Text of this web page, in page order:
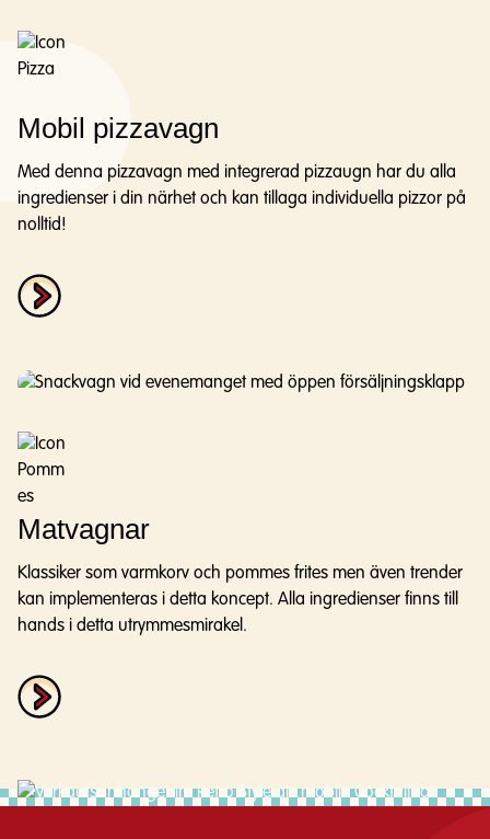
Mobil pizzavagn
Med denna pizzavagn med integrerad pizzaugn har du alla
ingredienser i din närhet och kan tillaga individuella pizzor på
nolltid!
Matvagnar
Klassiker som varmkorv och pommes frites men även trender
kan implementeras i detta koncept. Alla ingredienser finns till
hands i detta utrymmesmirakel.